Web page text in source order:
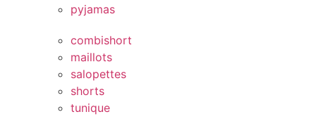
pyjamas
combishort
maillots
salopettes
shorts
tunique